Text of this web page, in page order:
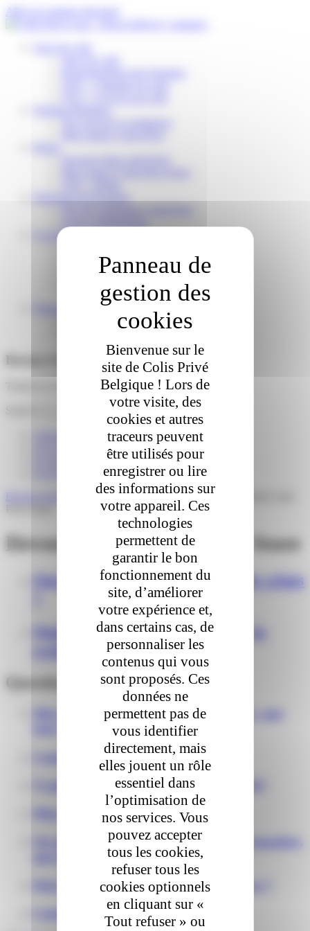
Panneau de gestion des cookies
Bienvenue sur le
site de Colis Privé
Belgique ! Lors de
votre visite, des
cookies et autres
traceurs peuvent
être utilisés pour
enregistrer ou lire
des informations sur
votre appareil. Ces
technologies
permettent de
garantir le bon
fonctionnement du
site, d’améliorer
votre expérience et,
dans certains cas, de
personnaliser les
contenus qui vous
sont proposés. Ces
données ne
permettent pas de
vous identifier
directement, mais
elles jouent un rôle
essentiel dans
l’optimisation de
nos services. Vous
pouvez accepter
tous les cookies,
refuser tous les
cookies optionnels
en cliquant sur «
Tout refuser » ou
Aller au contenu principal
À propos
Travailler pour Colis Privé
Nos engagements RSE
Besoin d'aide ?
Trouver la réponse à vos questions
Je suis un commerce / relais
Je suis e-commerçant / logisticien
Besoin d'aide
Je suis un commerce / relais »Devenir relais Colis
Devenir relais Colis Privé Store
Qui peut proposer un service de relais
Quel est le rôle des relais dans la
croissance du e-commerce ?
Questions fréquentes
Mon colis est endommagé à la livraison, que
Comment suivre mon colis ?
À quelle heure vais-je recevoir mon colis?
Mon colis a du retard, que faire ?
On me demande un complément d'information,
Dois-je être présent(e) lors de la livraison ?
Comment retourner mon colis ?